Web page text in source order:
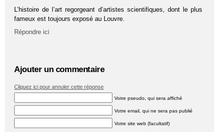
L’histoire de l’art regorgeant d’artistes scientifiques, dont le plus
fameux est toujours exposé au Louvre.
Répondre ici
Ajouter un commentaire
Cliquez ici pour annuler cette réponse
Votre pseudo, qui sera affiché
Votre email, qui ne sera pas publié
Votre site web (facultatif)